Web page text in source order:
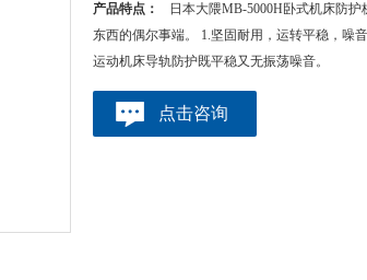
产品特点：
日本大隈MB-5000H卧式机床防
东西的偶尔事端。 1.坚固耐用，运转平稳，噪
运动机床导轨防护既平稳又无振荡噪音。
点击咨询